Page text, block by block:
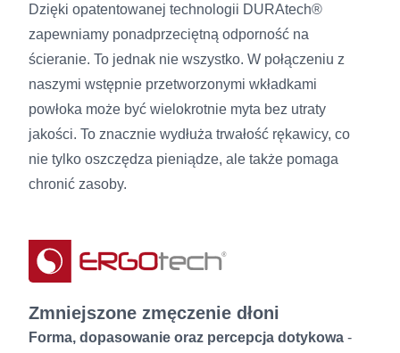
Dzięki opatentowanej technologii DURAtech®
zapewniamy ponadprzeciętną odporność na
ścieranie. To jednak nie wszystko. W połączeniu z
naszymi wstępnie przetworzonymi wkładkami
powłoka może być wielokrotnie myta bez utraty
jakości. To znacznie wydłuża trwałość rękawicy, co
nie tylko oszczędza pieniądze, ale także pomaga
chronić zasoby.
Zmniejszone zmęczenie dłoni
Forma, dopasowanie oraz percepcja dotykowa -